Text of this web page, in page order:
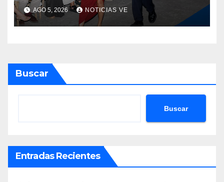
AGO 5, 2026 NOTICIAS VE
Buscar
Buscar
Entradas Recientes